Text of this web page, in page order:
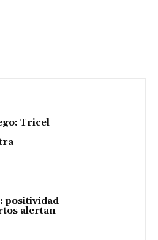
Tricel
positividad
alertan